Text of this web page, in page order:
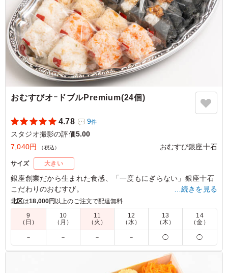
お弁当でした。スタッフの中でも「これ当たりだね」と話
している人がいて、幅広い年代に好まれる味だと思いま
す。見た目もきれいで、開けた瞬間から食欲をそそられま
した。
ご利用シーン： ロケ・撮影›スタジオ撮影
東京都渋谷区笹塚2026/07/30
おむすびオｰドブルPremium(24個)
4.78 9件
スタジオ撮影の評価5.00
7,040円
（税込） おむすび銀座十石
サイズ 大きい
銀座創業だから生まれた食感、「一度もにぎらない」銀座十石
こだわりのおむすび。
彩り豊かなおむすび24個の詰め合わせ。十石人気のおむすびの
み8種類を各3個ずつご用意いたしました。
※お届け時のおむすびはひとつづつフィルムに巻かれておりま
す。完全個包装ではございません。
※おむすびの具材は店舗おまかせとなります。
…続きを見る
北区は18,000円 以上のご注文で配達無料
9
（日）
10
（月）
11
（火）
12
（水）
13
（木）
14
（金）
－ － － － ◯ ◯